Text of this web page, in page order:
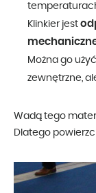
Klinkier jest
Można go
zewnętrzne,
Wadą tego
Dlatego